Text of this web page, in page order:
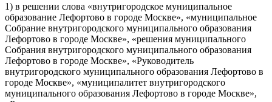
1) в решении слова «внутригородское муниципальное
образование Лефортово в городе Москве», «муниципальное
Собрание внутригородского муниципального образования
Лефортово в городе Москве», «решения муниципального
Собрания внутригородского муниципального образования
Лефортово в городе Москве», «Руководитель
внутригородского муниципального образования Лефортово в
городе Москве», «муниципалитет внутригородского
муниципального образования Лефортово в городе Москве»,